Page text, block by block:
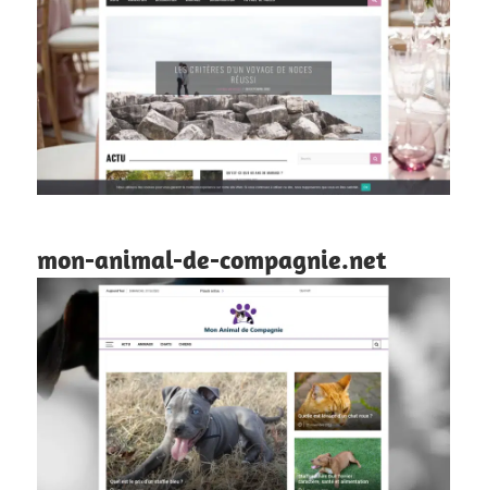
mon-animal-de-compagnie.net